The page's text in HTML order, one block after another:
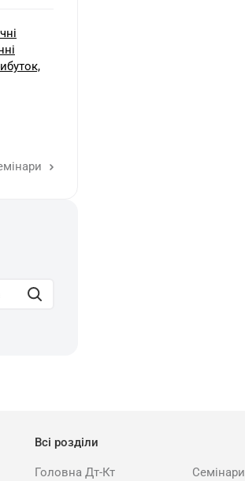
Всі розділи
Головна Дт-Кт Семінари